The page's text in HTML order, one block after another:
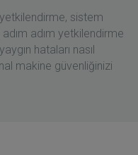
sistem
adım yetkilendirme
hataları nasıl
makine güvenliğinizi